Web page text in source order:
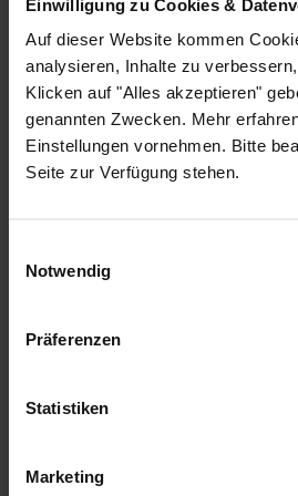
Einwilligung zu Cookies &
Auf dieser Website kommen
analysieren, Inhalte zu
Klicken auf "Alles akzeptieren"
genannten Zwecken. Mehr
Einstellungen vornehmen. Bitte
Seite zur Verfügung stehen.
Notwendig
Präferenzen
Statistiken
Marketing
Datenschutz
AGB
© 2026 coneva GmbH. Alle Rechte